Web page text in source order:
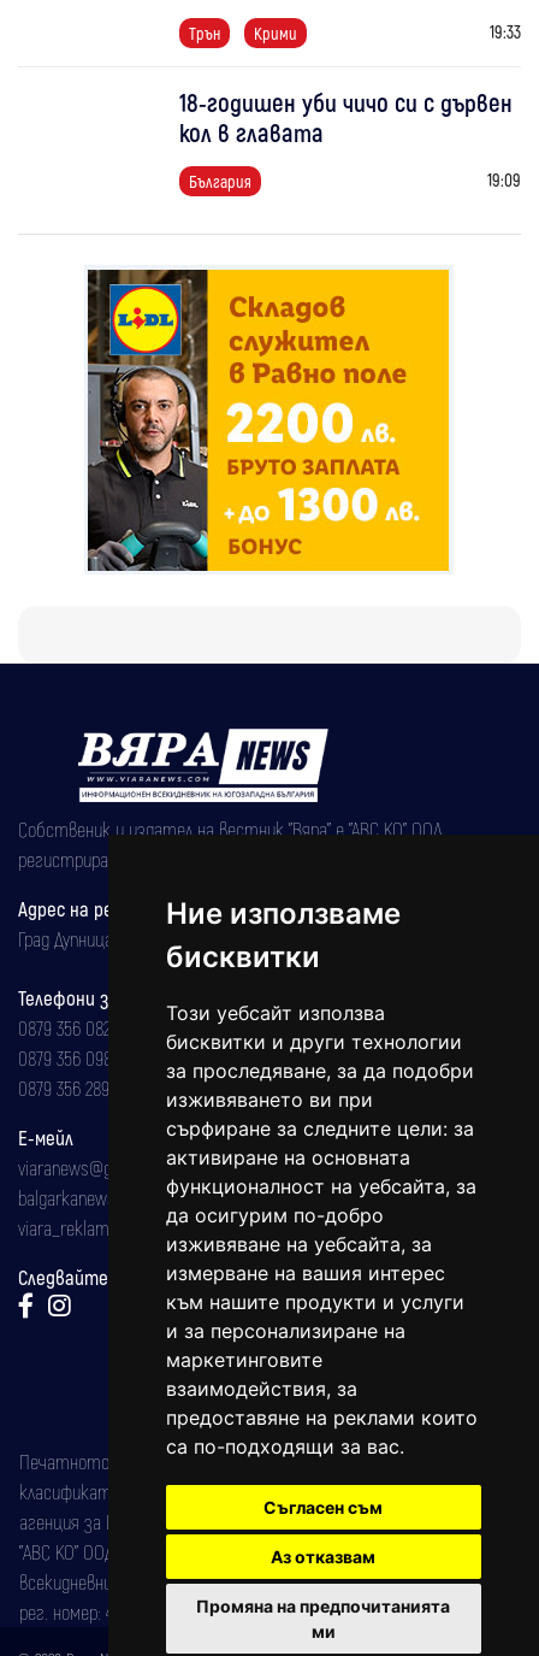
Ние използваме
бисквитки
Този уебсайт използва
бисквитки и други технологии
за проследяване, за да подобри
изживяването ви при
сърфиране за следните цели: за
активиране на основната
функционалност на уебсайта, за
да осигурим по-добро
изживяване на уебсайта, за
измерване на вашия интерес
към нашите продукти и услуги
и за персонализиране на
маркетинговите
взаимодействия, за
предоставяне на реклами които
са по-подходящи за вас.
Съгласен съм
Аз отказвам
Промяна на предпочитанията
ми
Трън Крими 19:33
18-годишен уби чичо си с дървен
кол в главата
България 19:09
Собственик и издател на вестник "Вяра" е "АВС КО" ООД,
регистрирана на 08.05.2002 година.
Адрес на редакцията
Град Дупница, ул.''Христо Ботев" 43
Телефони за реклама и абонаменти
0879 356 082
0879 356 098
0879 356 289
Е-мейл
viaranews@gmail.com
balgarkanews@gmail.com
viara_reklama@mail.bg
Следвайте ни:
Печатното издание на вестника е регистрирано в националния
класификатор на печатните издания (Българска национална
агенция за ISSN) под номер: ISSN 1312-4722.
"АВС КО" ООД е притежател на марката: Вяра информационен
всекидневник на югозападна България, със свидетелство за марка
рег. номер: 47857/11.05.2004 година.